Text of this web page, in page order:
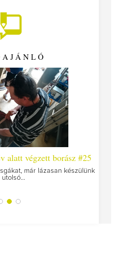
alatt végzett borász #25
már lázasan készülünk
utolsó...